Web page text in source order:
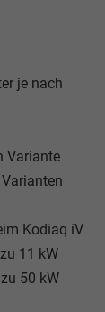
je nach
Variante
Kodiaq iV
11 kW
50 kW